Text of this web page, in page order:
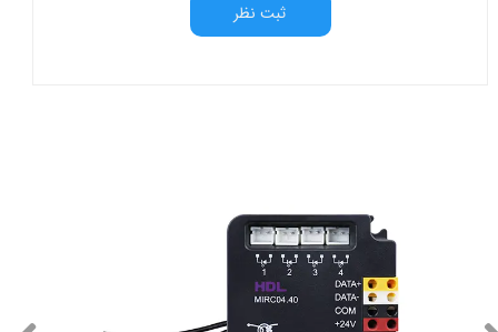
ثبت نظر